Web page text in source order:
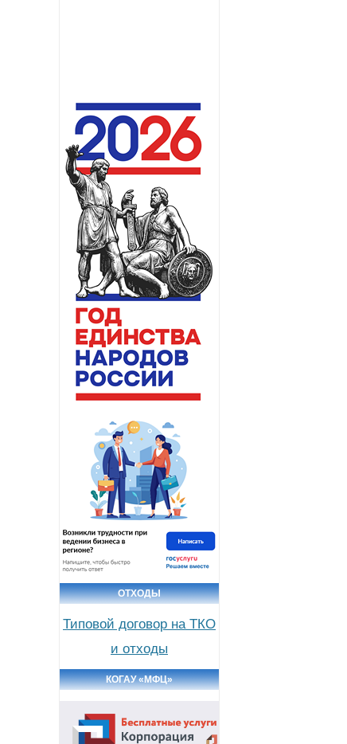
ОТХОДЫ
Типовой договор на ТКО
и отходы
КОГАУ «МФЦ»